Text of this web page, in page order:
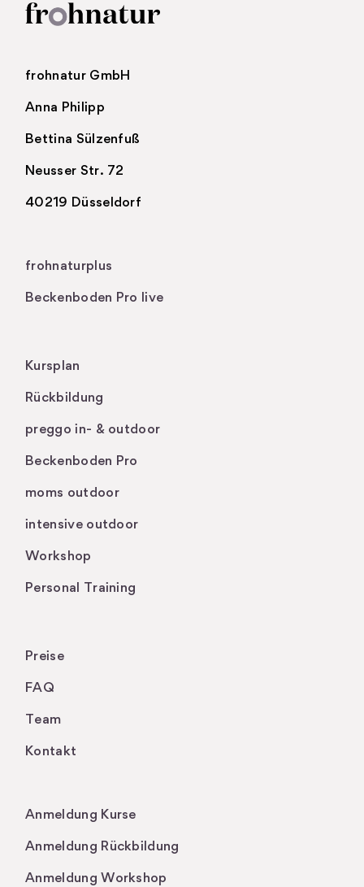
frohnatur GmbH
Anna Philipp
Bettina Sülzenfuß
Neusser Str. 72
40219 Düsseldorf
frohnaturplus
Beckenboden Pro live
Kursplan
Rückbildung
preggo in- & outdoor
Beckenboden Pro
moms outdoor
intensive outdoor
Workshop
Personal Training
Preise
FAQ
Team
Kontakt
Anmeldung Kurse
Anmeldung Rückbildung
Anmeldung Workshop